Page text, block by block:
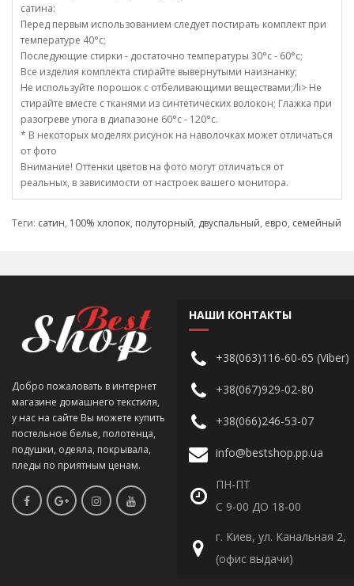
сатина:
Перед первым использованием следует постирать комплект при
температуре 40°c;
Последующие стирки - достаточно температуры 30°c - 60°c;
Все изделия комплекта стирайте вывернутыми наизнанку;
Не используйте порошок с отбеливающими веществами;/li> Не
стирайте вместе с тканями из синтетических волокон; Глажка при
разогреве утюга в диапазоне 60°c - 120°c.
* В некоторых моделях рисунок на наволочках может отличаться
от фото
Внимание! Оттенки цветов на фото могут отличаться от
реальных, в зависимости от настроек вашего монитора.
Теги: сатин, 100% хлопок, полуторный, двуспальный, евро, семейный
Добро пожаловать в интернет
магазине домашнего текстиля,
у нас на сайте Вы можете купить
постельное белье, полотенца,
подушки, одеяла, покрывала,
пледы по приятным ценам.
НАШИ КОНТАКТЫ
+38(063)116-60-65 (Viber)
+38(067)929-02-80
+38(066)246-53-07
info@bestshop.pp.ua
ПН-ПТ
С 9-00 ДО 18-00
г. Киев, ул. Канальная 2,
(офис выдачи)